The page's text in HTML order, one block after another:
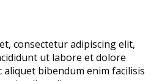
consectetur adipiscing elit,
ut labore et dolore
aliquet bibendum enim facilisis